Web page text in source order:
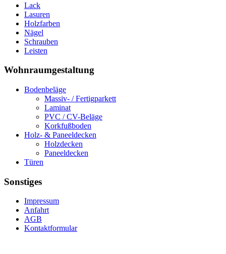
Lack
Lasuren
Holzfarben
Nägel
Schrauben
Leisten
Wohnraumgestaltung
Bodenbeläge
Massiv- / Fertigparkett
Laminat
PVC / CV-Beläge
Korkfußboden
Holz- & Paneeldecken
Holzdecken
Paneeldecken
Türen
Sonstiges
Impressum
Anfahrt
AGB
Kontaktformular